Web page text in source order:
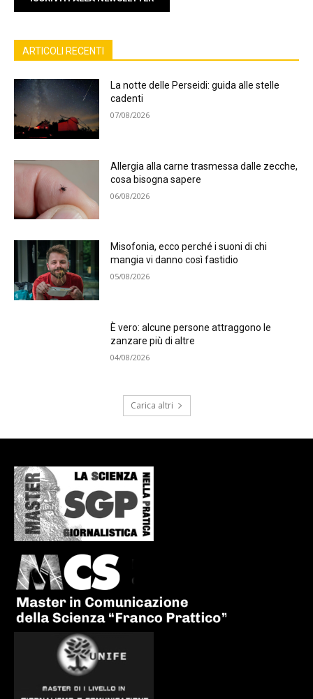
ARTICOLI RECENTI
La notte delle Perseidi: guida alle stelle
cadenti
07/08/2026
Allergia alla carne trasmessa dalle zecche,
cosa bisogna sapere
06/08/2026
Misofonia, ecco perché i suoni di chi
mangia vi danno così fastidio
05/08/2026
È vero: alcune persone attraggono le
zanzare più di altre
04/08/2026
Carica altri